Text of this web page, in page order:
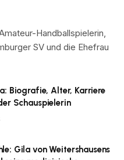
Handballspielerin,
SV und die Ehefrau
Biografie, Alter, Karriere
Schauspielerin
Gila von Weitershausens